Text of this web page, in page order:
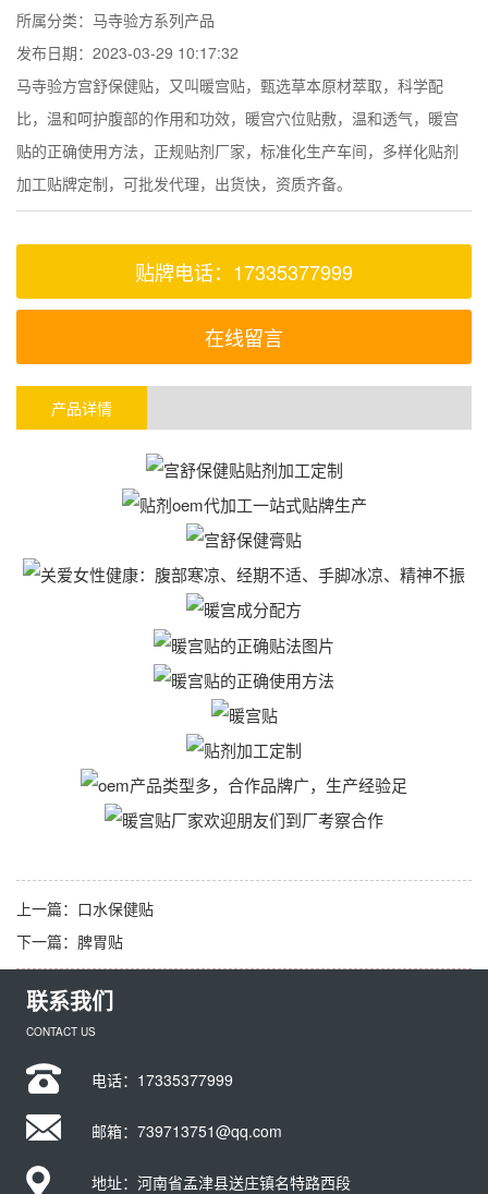
所属分类：马寺验方系列产品
发布日期：2023-03-29 10:17:32
马寺验方宫舒保健贴，又叫暖宫贴，甄选草本原材萃取，科学配
比，温和呵护腹部的作用和功效，暖宫穴位贴敷，温和透气，暖宫
贴的正确使用方法，正规贴剂厂家，标准化生产车间，多样化贴剂
加工贴牌定制，可批发代理，出货快，资质齐备。
贴牌电话：17335377999
在线留言
产品详情
上一篇： 口水保健贴
下一篇： 脾胃贴
联系我们
CONTACT US
电话： 17335377999
邮箱：739713751@qq.com
地址：河南省孟津县送庄镇名特路西段